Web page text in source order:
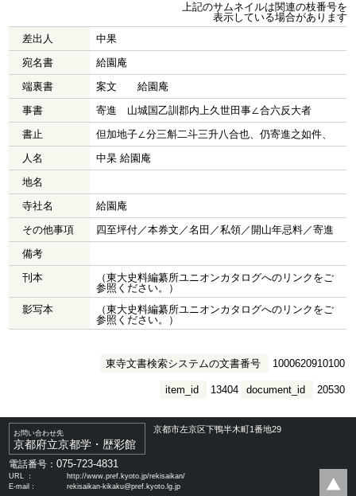
上記のサムネイルは関連の枝番号を
表示している場合があります
差出人
中果
宛名書
給園庵
端裏書
案文 給園庵
事書
寄進 山城国乙訓郡内上久世田事∠合六反大者
書止
但加地子∠分三斛二斗三升八合也、仍寄進之如件、
人名
中杲 給園庵
地名
寺社名
給園庵
その他事項
四至坪付／本券文／名田／私領／開山年忌料／寄進
備考
刊本
（東大史料編纂所ユニオンカタログへのリンクをご
参照ください。）
影写本
（東大史料編纂所ユニオンカタログへのリンクをご
参照ください。）
東寺文書検索システムの文書番号 1000620910100
document_id 20530
item_id 13404
お問い合わせ先
京都府立京都学・歴彩館
京都市左京区下鴨半木町1番地29
電話番号：075-723-4831
URL ：
http://www.pref.kyoto.jp/rekisaikan/
E-mail：
rekisaikan-kikaku@pref.kyoto.lg.jp